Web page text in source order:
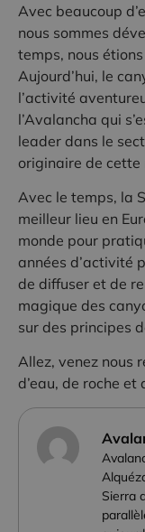
Avec beaucoup
nous sommes
temps, nous
Aujourd’hui, le
l’activité
l’Avalancha qui
leader dans le
originaire de cette
Avec le temps, la
meilleur lieu en
monde pour
années d’activité
de diffuser et de
magique des
sur des principes
Allez, venez nous
d’eau, de roche
Sierra